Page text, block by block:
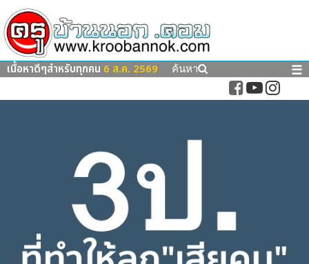
เนื้อหาดีๆสำหรับทุกคน 6 ส.ค. 2569 ค้นหา ☰